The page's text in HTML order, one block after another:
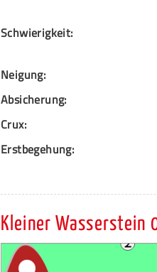
Schwierigkeit:
Neigung:
Absicherung:
Crux:
Erstbegehung:
Kleiner Wasserstein